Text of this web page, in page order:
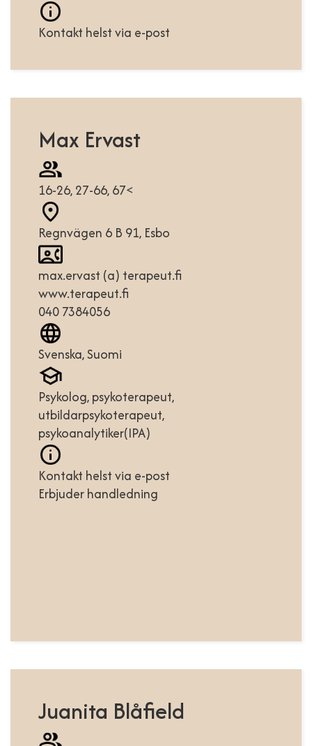
Kontakt helst via e-post
Max Ervast
16-26, 27-66, 67<
Regnvägen 6 B 91, Esbo
max.ervast (a) terapeut.fi
www.terapeut.fi
040 7384056
Svenska, Suomi
Psykolog, psykoterapeut,
utbildarpsykoterapeut,
psykoanalytiker(IPA)
Kontakt helst via e-post
Erbjuder handledning
Juanita Blåfield